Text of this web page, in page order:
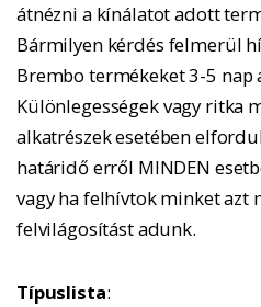
átnézni a kínálatot adott
Bármilyen kérdés felmerül
Brembo termékeket 3-5
Különlegességek vagy ritka
alkatrészek esetében
határidő erről MINDEN
vagy ha felhívtok minket azt
felvilágosítást adunk.
Típuslista: